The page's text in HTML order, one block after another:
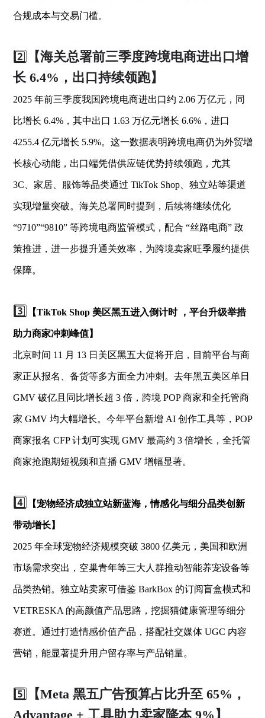
合规成本与交易门槛。
2️⃣
【海关总署前三季度跨境电商进出口增
长 6.4%，出口持续领跑】
2025 年前三季度我国跨境电商进出口约 2.06 万亿元，同
比增长 6.4%，其中出口 1.63 万亿元增长 6.6%，进口
4255.4 亿元增长 5.9%。这一数据表明跨境电商仍为外贸增
长核心动能，出口端凭借供应链优势持续领跑，尤其
3C、家居、服饰等品类通过 TikTok Shop、独立站等渠道
实现增量突破。海关总署同时提到，后续将继续优化
“9710”“9810” 等跨境电商监管模式，配合 “丝路电商” 政
策推进，进一步提升通关效率，为跨境卖家旺季履约提供
保障。
3️⃣ 【TikTok Shop 美区黑五进入倒计时 ，平台升级举措
助力商家冲刺峰值】
北京时间 11 月 13 日美区黑五大促将开启，目前平台与商
家正从报名、备货等多方面全力冲刺。去年黑五美区单日
GMV 破亿且同比增长超 3 倍，跨境 POP 商家和全托管商
家 GMV 均大幅增长。今年平台新增 AI 创作工具等，POP
商家报名 CFP 计划可实现 GMV 最高约 3 倍增长，全托管
商家抢跑期短视频和直播 GMV 增幅显著。
4️⃣ 【宠物经济成独立站新蓝海，情感化与细分品类创新
带动增长】
2025 年全球宠物经济规模突破 3800 亿美元，美国和欧洲
市场需求突出，空巢青年等三大人群推动智能养宠设备等
品类热销。独立站卖家可借鉴 BarkBox 的订阅盲盒模式和
VETRESKA 的高颜值产品思路，挖掘猫健康管理等细分
赛道。通过打造情感价值产品，搭配社交媒体 UGC 内容
营销，能显著提升用户留存率与产品销量。
5️⃣
【Meta 黑五广告预算占比升至 65%，
Advantage + 工具助力卖家降本 9%】